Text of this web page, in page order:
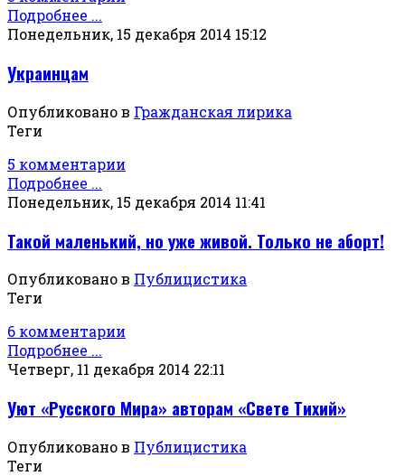
Подробнее ...
Понедельник, 15 декабря 2014 15:12
Украинцам
Опубликовано в Гражданская лирика
Теги
5 комментарии
Подробнее ...
Понедельник, 15 декабря 2014 11:41
Такой маленький, но уже живой. Только не аборт!
Опубликовано в Публицистика
Теги
6 комментарии
Подробнее ...
Четверг, 11 декабря 2014 22:11
Уют «Русского Мира» авторам «Свете Тихий»
Опубликовано в Публицистика
Теги